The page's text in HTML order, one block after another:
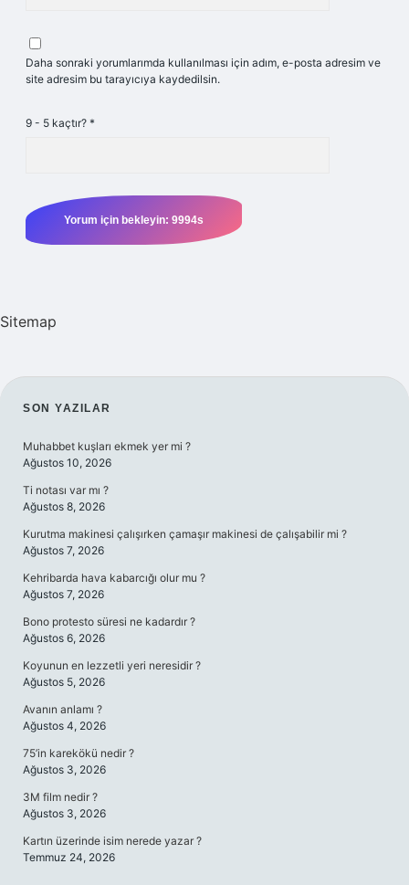
Daha sonraki yorumlarımda kullanılması için adım, e-posta adresim ve
site adresim bu tarayıcıya kaydedilsin.
9 - 5 kaçtır? *
Sitemap
SIDEBAR
SON YAZILAR
Muhabbet kuşları ekmek yer mi ?
Ağustos 10, 2026
Ti notası var mı ?
Ağustos 8, 2026
Kurutma makinesi çalışırken çamaşır makinesi de çalışabilir mi ?
Ağustos 7, 2026
Kehribarda hava kabarcığı olur mu ?
Ağustos 7, 2026
Bono protesto süresi ne kadardır ?
Ağustos 6, 2026
Koyunun en lezzetli yeri neresidir ?
Ağustos 5, 2026
Avanın anlamı ?
Ağustos 4, 2026
75’in karekökü nedir ?
Ağustos 3, 2026
3M film nedir ?
Ağustos 3, 2026
Kartın üzerinde isim nerede yazar ?
Temmuz 24, 2026